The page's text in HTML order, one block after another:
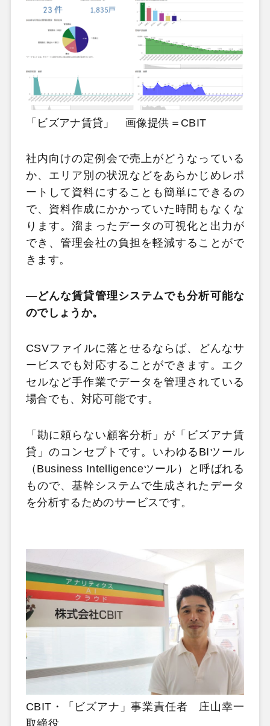
「ビズアナ賃貸」 画像提供＝CBIT
社内向けの定例会で売上がどうなっている
か、エリア別の状況などをあらかじめレポ
ートして資料にすることも簡単にできるの
で、資料作成にかかっていた時間もなくな
ります。溜まったデータの可視化と出力が
でき、管理会社の負担を軽減することがで
きます。
―どんな賃貸管理システムでも分析可能な
のでしょうか。
CSVファイルに落とせるならば、どんなサ
ービスでも対応することができます。エク
セルなど手作業でデータを管理されている
場合でも、対応可能です。
「勘に頼らない顧客分析」が「ビズアナ賃
貸」のコンセプトです。いわゆるBIツール
（Business Intelligenceツール）と呼ばれる
もので、基幹システムで生成されたデータ
を分析するためのサービスです。
CBIT・「ビズアナ」事業責任者 庄山幸一
取締役